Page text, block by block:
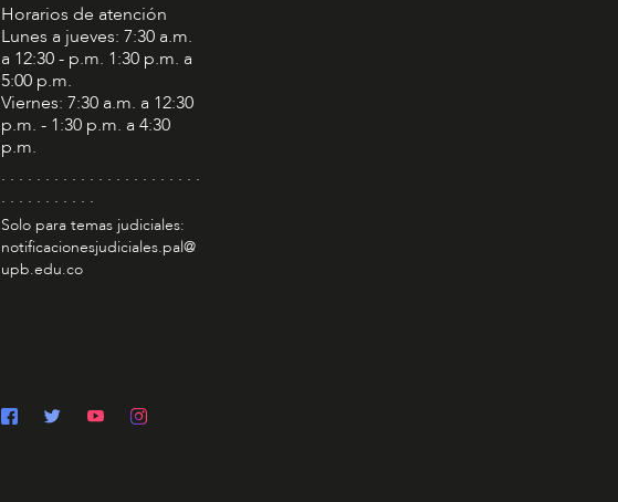
Horarios de atención
Lunes a jueves: 7:30 a.m.
a 12:30 - p.m. 1:30 p.m. a
5:00 p.m.
Viernes: 7:30 a.m. a 12:30
p.m. - 1:30 p.m. a 4:30
p.m.
. . . . . . . . . . . . . . . . . . . . . . .
. . . . . . . . . . .
Solo para temas judiciales:
notificacionesjudiciales.pal@
upb.edu.co